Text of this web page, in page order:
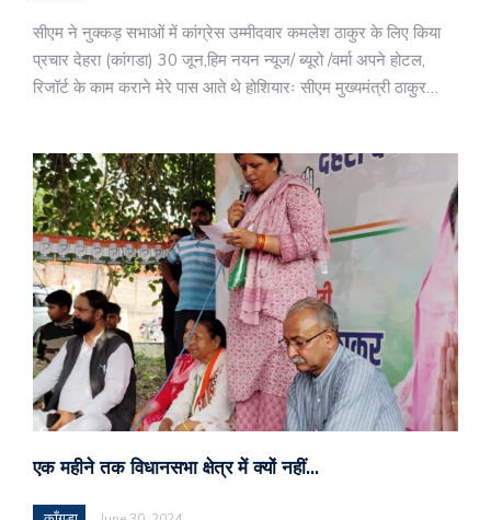
सीएम ने नुक्कड़ सभाओं में कांग्रेस उम्मीदवार कमलेश ठाकुर के लिए किया
प्रचार देहरा (कांगडा) 30 जून,हिम नयन न्यूज/ ब्यूरो /वर्मा अपने होटल,
रिजॉर्ट के काम कराने मेरे पास आते थे होशियारः सीएम मुख्यमंत्री ठाकुर…
एक महीने तक विधानसभा क्षेत्र में क्यों नहीं…